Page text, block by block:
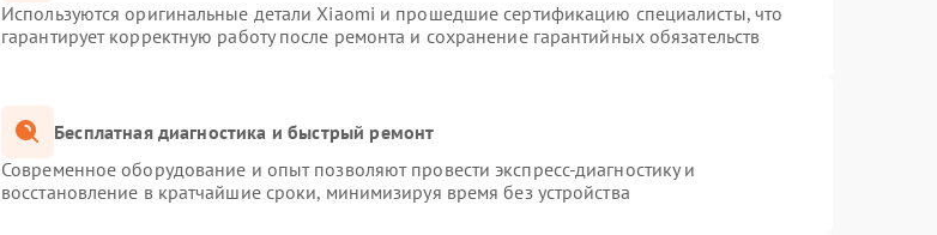
Используются оригинальные детали Xiaomi и прошедшие сертификацию специалисты, что
гарантирует корректную работу после ремонта и сохранение гарантийных обязательств
Бесплатная диагностика и быстрый ремонт
Современное оборудование и опыт позволяют провести экспресс-диагностику и
восстановление в кратчайшие сроки, минимизируя время без устройства